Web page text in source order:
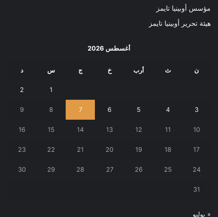
مؤسس أوبينيا تايمز
هيئة تحرير أوبينيا تايمز
أغسطس 2026
ن ث أرب خ ج س د
1
2
3
4
5
6
7
8
9
10
11
12
13
14
15
16
17
18
19
20
21
22
23
24
25
26
27
28
29
30
31
« يوليو